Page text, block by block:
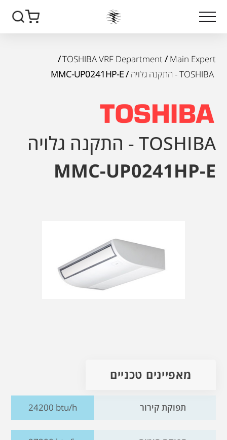
Main Expert
/
TOSHIBA VRF Department
/
TOSHIBA - התקנה גלויה
/ MMC-UP0241HP-E
TOSHIBA - התקנה גלויה
MMC-UP0241HP-E
מאפיינים טכניים
תפוקת קירור 24200 btu/h